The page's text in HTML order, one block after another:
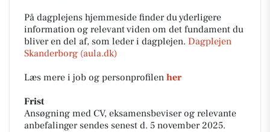
På dagplejens hjemmeside finder du yderligere
information og relevant viden om det fundament du
bliver en del af, som leder i dagplejen. Dagplejen
Skanderborg (aula.dk)
Læs mere i job og personprofilen her
Frist
Ansøgning med CV, eksamensbeviser og relevante
anbefalinger sendes senest d. 5 november 2025.